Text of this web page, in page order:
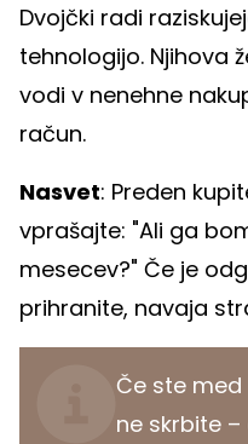
Dvojčki radi
tehnologijo. Njihova
vodi v nenehne
račun.
Nasvet: Preden
vprašajte: "Ali ga
mesecev?" Če je
prihranite, navaja
Če ste med
ne skrbite